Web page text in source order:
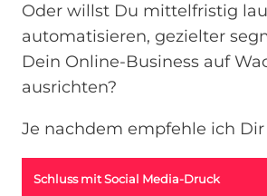
Oder willst Du mittelfristig
automatisieren, gezielter
Dein Online-Business auf
ausrichten?
Je nachdem empfehle ich
Schluss mit Social Media-Druck